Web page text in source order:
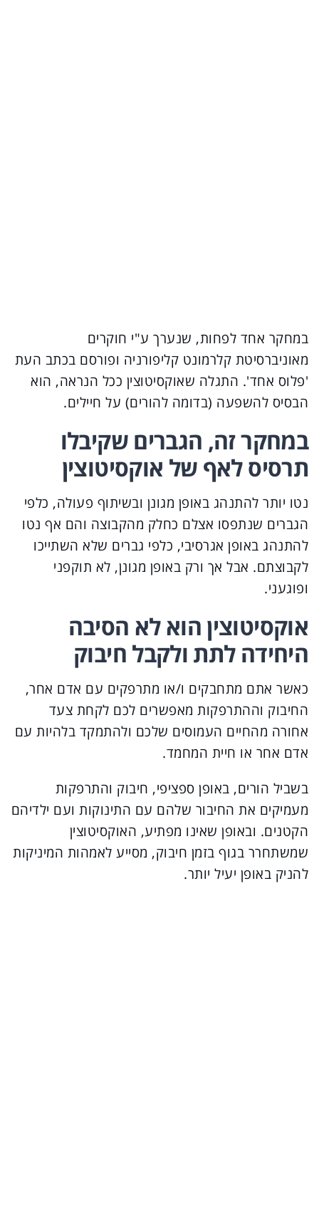
במחקר אחד לפחות, שנערך ע"י חוקרים
מאוניברסיטת קלרמונט קליפורניה ופורסם בכתב העת
'פלוס אחד'. התגלה שאוקסיטוצין ככל הנראה, הוא
הבסיס להשפעה (בדומה להורים) על חיילים.
במחקר זה, הגברים שקיבלו
תרסיס לאף של אוקסיטוצין
נטו יותר להתנהג באופן מגונן ובשיתוף פעולה, כלפי
הגברים שנתפסו אצלם כחלק מהקבוצה והם אף נטו
להתנהג באופן אגרסיבי, כלפי גברים שלא השתייכו
לקבוצתם. אבל אך ורק באופן מגונן, לא תוקפני
ופוגעני.
אוקסיטוצין הוא לא הסיבה
היחידה לתת ולקבל חיבוק
כאשר אתם מתחבקים ו/או מתרפקים עם אדם אחר,
החיבוק וההתרפקות מאפשרים לכם לקחת צעד
אחורה מהחיים העמוסים שלכם ולהתמקד בלהיות עם
אדם אחר או חיית המחמד.
בשביל הורים, באופן ספציפי, חיבוק והתרפקות
מעמיקים את החיבור שלהם עם התינוקות ועם ילדיהם
הקטנים. ובאופן שאינו מפתיע, האוקסיטוצין
שמשתחרר בגוף בזמן חיבוק, מסייע לאמהות המיניקות
להניק באופן יעיל יותר.